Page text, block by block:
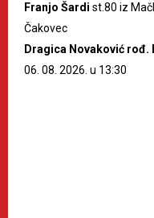
Franjo Šardi st.80 iz
Čakovec
Dragica Novaković rođ.
06. 08. 2026. u 13:30